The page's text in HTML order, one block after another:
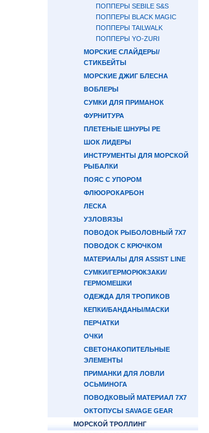
ПОППЕРЫ SEBILE S&S
ПОППЕРЫ BLACK MAGIC
ПОППЕРЫ TAILWALK
ПОППЕРЫ YO-ZURI
МОРСКИЕ СЛАЙДЕРЫ/
СТИКБЕЙТЫ
МОРСКИЕ ДЖИГ БЛЕСНА
ВОБЛЕРЫ
СУМКИ ДЛЯ ПРИМАНОК
ФУРНИТУРА
ПЛЕТЕНЫЕ ШНУРЫ PE
ШОК ЛИДЕРЫ
ИНСТРУМЕНТЫ ДЛЯ МОРСКОЙ
РЫБАЛКИ
ПОЯС С УПОРОМ
ФЛЮОРОКАРБОН
ЛЕСКА
УЗЛОВЯЗЫ
ПОВОДОК РЫБОЛОВНЫЙ 7Х7
ПОВОДОК С КРЮЧКОМ
МАТЕРИАЛЫ ДЛЯ ASSIST LINE
СУМКИ/ГЕРМОРЮКЗАКИ/
ГЕРМОМЕШКИ
ОДЕЖДА ДЛЯ ТРОПИКОВ
КЕПКИ/БАНДАНЫ/МАСКИ
ПЕРЧАТКИ
ОЧКИ
СВЕТОНАКОПИТЕЛЬНЫЕ
ЭЛЕМЕНТЫ
ПРИМАНКИ ДЛЯ ЛОВЛИ
ОСЬМИНОГА
ПОВОДКОВЫЙ МАТЕРИАЛ 7Х7
ОКТОПУСЫ SAVAGE GEAR
МОРСКОЙ ТРОЛЛИНГ